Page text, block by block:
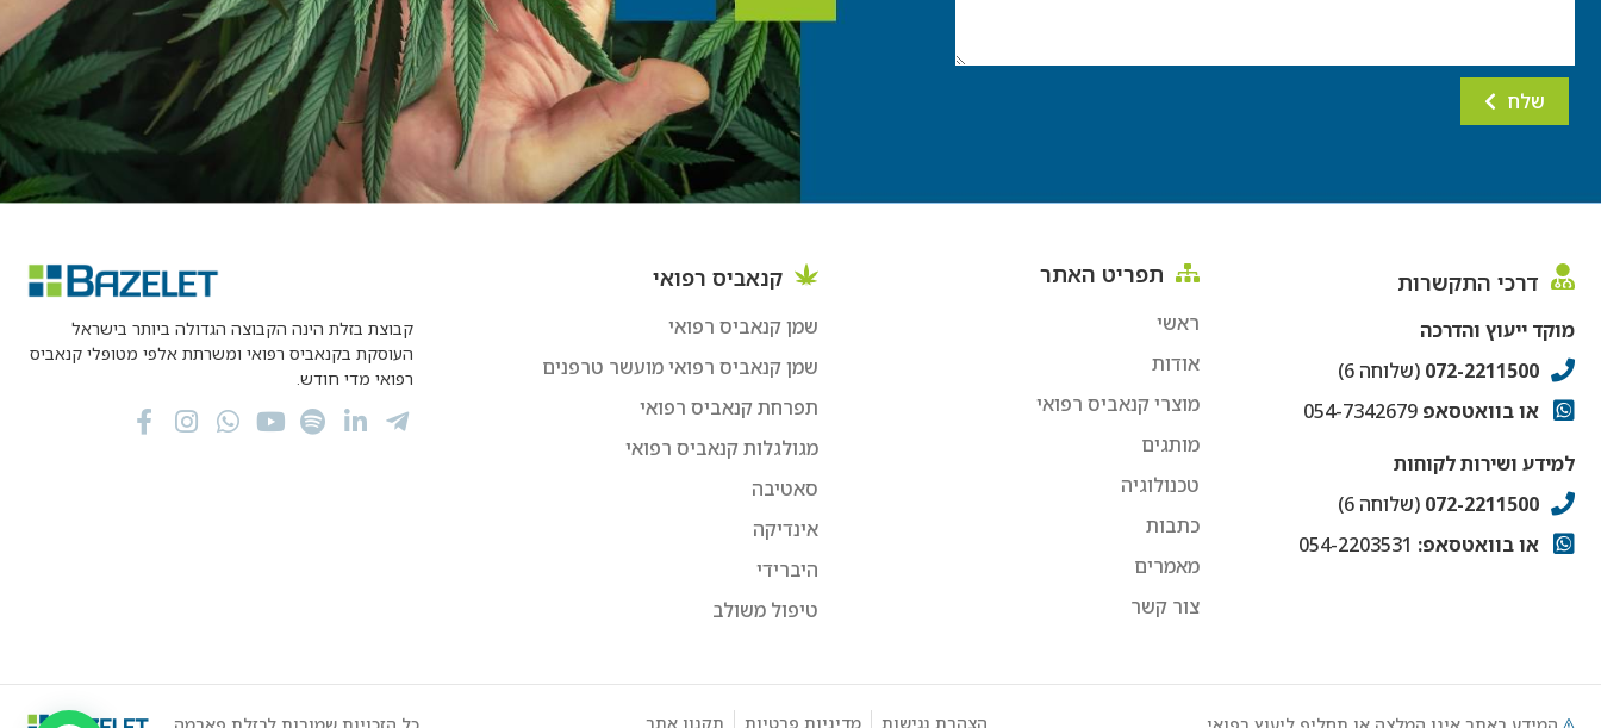
שלח
דרכי התקשרות
מוקד ייעוץ והדרכה
072-2211500 (שלוחה 6)
או בוואטסאפ 054-7342679
למידע ושירות לקוחות
072-2211500 (שלוחה 6)
או בוואטסאפ:
תפריט האתר
ראשי
אודות
מוצרי קנאביס רפואי
מותגים
טכנולוגיה
כתבות
מאמרים
צור קשר
קנאביס רפואי
שמן קנאביס רפואי
שמן קנאביס רפואי מועשר טרפנים
תפרחת קנאביס רפואי
מגולגלות קנאביס רפואי
סאטיבה
אינדיקה
היברידי
טיפול משולב
קבוצת בזלת הינה הקבוצה הגדולה ביותר בישראל
העוסקת בקנאביס רפואי ומשרתת אלפי מטופלי קנאביס
רפואי מדי חודש.
הצהרת נגישות מדיניות פרטיות תקנון אתר